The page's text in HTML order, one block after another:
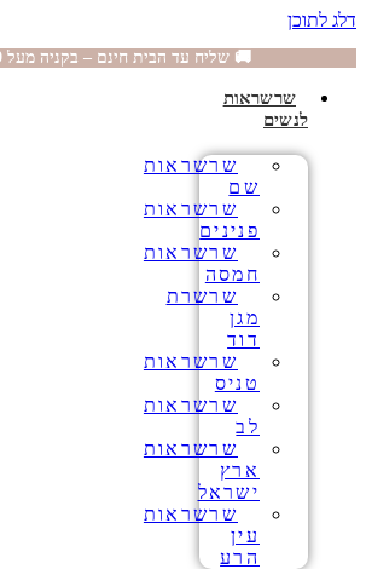
דלג לתוכן
🚚 שליח עד הבית חינם – בקניה מעל 299 ש"ח
שרשראות
לנשים
שרשראות
שם
שרשראות
פנינים
שרשראות
חמסה
שרשרת
מגן
דוד
שרשראות
טניס
שרשראות
לב
שרשראות
ארץ
ישראל
שרשראות
עין
הרע